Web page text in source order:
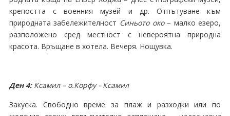
крепостта с военния музей и др. Отпътуване към
природната забележителност Синьото око– малко езеро,
разположено сред местност с невероятна природна
красота. Връщане в хотела. Вечеря. Нощувка.
Ден 4: Ксамил– о.Корфу - Ксамил
Закуска. Свободно време за плаж и разходки или по